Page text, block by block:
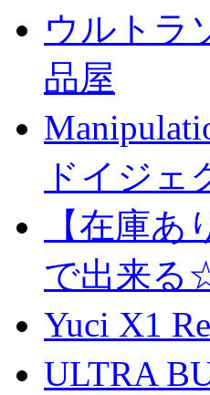
ウルトラ
品屋
ドイジェ
【在庫
で出来る
Yuci X1
ULTRA